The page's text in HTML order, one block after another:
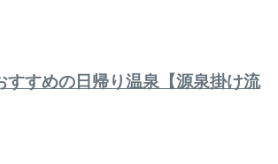
すすめの日帰り温泉【源泉掛け流